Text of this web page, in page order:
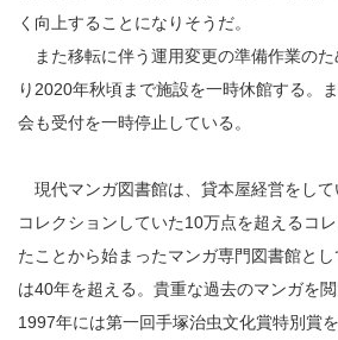
く向上することになりそうだ。
また移転に伴う運用変更の準備作業のた
り2020年秋頃まで施設を一時休館する。
会も受付を一時停止している。
現代マンガ図書館は、貸本屋経営をして
コレクションしていた10万点を超えるコ
たことから始まったマンガ専門図書館と
は40年を超える。貴重な過去のマンガを閲
1997年には第一回手塚治虫文化賞特別賞を